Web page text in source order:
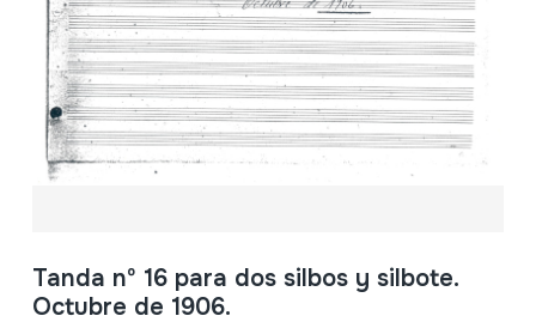
Tanda nº 16 para dos silbos y silbote.
Octubre de 1906.